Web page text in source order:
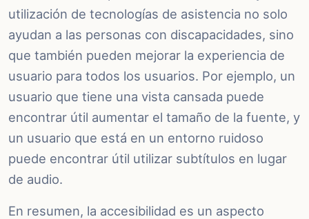
utilización de tecnologías de asistencia no solo
ayudan a las personas con discapacidades, sino
que también pueden mejorar la experiencia de
usuario para todos los usuarios. Por ejemplo, un
usuario que tiene una vista cansada puede
encontrar útil aumentar el tamaño de la fuente, y
un usuario que está en un entorno ruidoso
puede encontrar útil utilizar subtítulos en lugar
de audio.
En resumen, la accesibilidad es un aspecto